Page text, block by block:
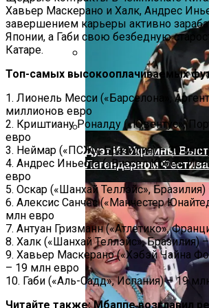
На Донбассе Во
Пожара Погибли
Дуэт Из Украины
Легендарном
Хавьер Маскерано и Халк, Андрес
завершением карьеры активно
Японии, а Габи свою безбедную
Катаре.
Топ-самых высокооплачиваемых
1. Лионель Месси («Барселона»,
миллионов евро
2. Криштиану Роналду («Ювентус»,
евро
3. Неймар («ПСЖ», Бразилия) – 30 млн
4. Андрес Иньеста («Виссел Кобе»,
евро
5. Оскар («Шанхай Теллэйс»,
6. Алексис Санчес («Манчестер
млн евро
7. Антуан Гризманн («Атлетико»,
8. Халк («Шанхай Теллэйс», Бразилия)
9. Хавьер Маскерано («Хэбэй Чайна
– 19 млн евро
10. Габи («Аль-Садд», Испания) – 19
Читайте также: Мбаппе возглавил